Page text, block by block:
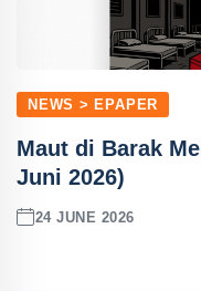
NEWS > EPAPER
Maut di Barak
Juni 2026)
24 JUNE 2026